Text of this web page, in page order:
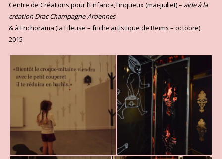
Centre de Créations pour l’Enfance,Tinqueux (mai-juillet) – aide à la
création Drac Champagne-Ardennes
& à Frichorama (la Fileuse – friche artistique de Reims – octobre)
2015